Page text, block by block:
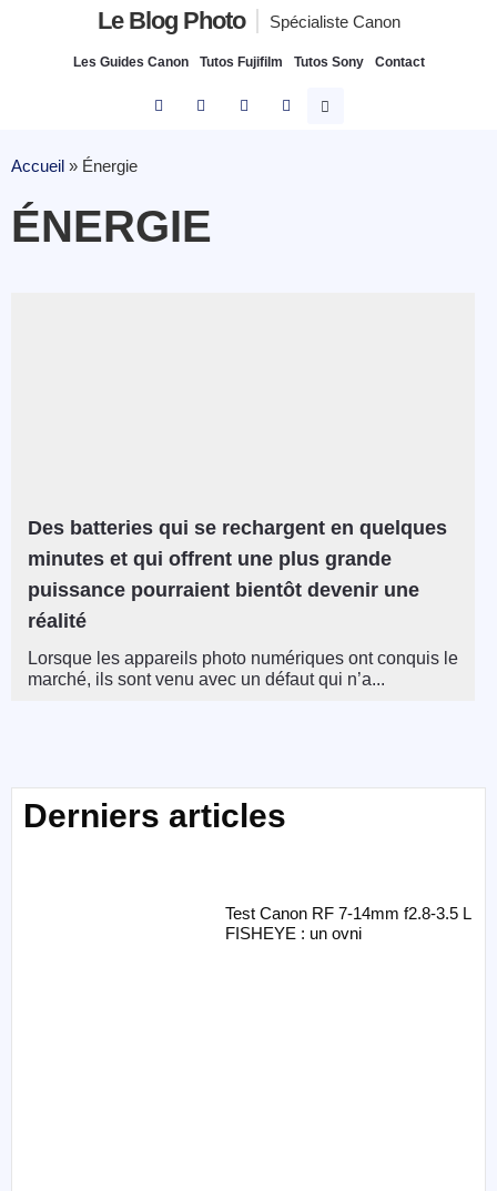
Le Blog Photo Spécialiste Canon
Les Guides Canon Tutos Fujifilm Tutos Sony Contact
Accueil » Énergie
ÉNERGIE
Des batteries qui se rechargent en quelques
minutes et qui offrent une plus grande
puissance pourraient bientôt devenir une
réalité
Lorsque les appareils photo numériques ont conquis le
marché, ils sont venu avec un défaut qui n’a...
Derniers articles
Test Canon RF 7-14mm f2.8-3.5 L
FISHEYE : un ovni